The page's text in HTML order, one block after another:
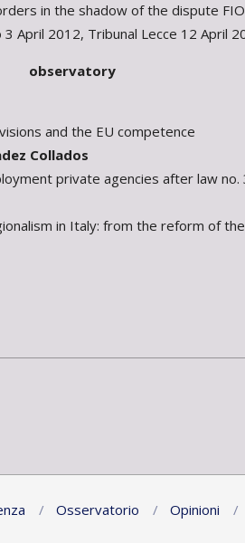
in the shadow of the dispute
April 2012, Tribunal Lecce 12 April
observatory
and the EU competence
Collados
private agencies after law
in Italy: from the reform of
Osservatorio Opinioni